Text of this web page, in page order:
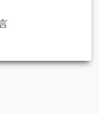
您的 PC 与 受